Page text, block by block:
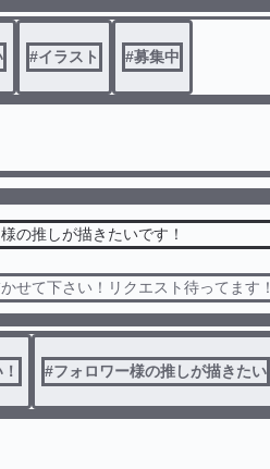
#イラスト #募集中
の推しが描きたいです！
せて下さい！リクエスト待ってます！
#フォロワー様の推しが描きたい